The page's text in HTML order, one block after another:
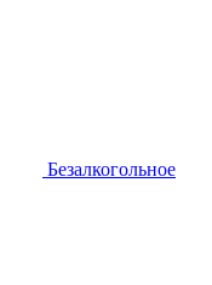
Безалкогольное